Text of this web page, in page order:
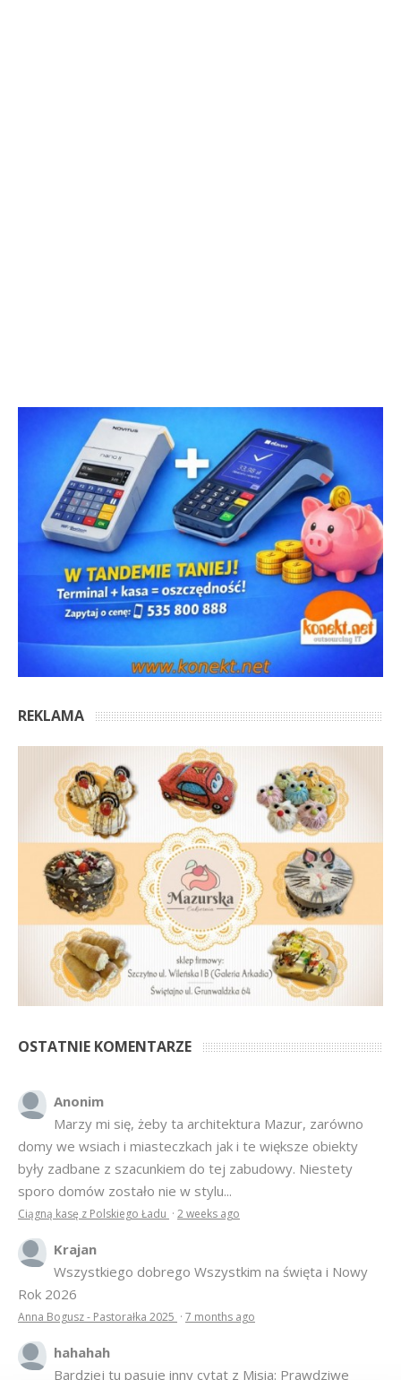
REKLAMA
OSTATNIE KOMENTARZE
Anonim
Marzy mi się, żeby ta architektura Mazur, zarówno
domy we wsiach i miasteczkach jak i te większe obiekty
były zadbane z szacunkiem do tej zabudowy. Niestety
sporo domów zostało nie w stylu...
Ciągną kasę z Polskiego Ładu · 2 weeks ago
Krajan
Wszystkiego dobrego Wszystkim na święta i Nowy
Rok 2026
Anna Bogusz - Pastorałka 2025 · 7 months ago
hahahah
Bardziej tu pasuje inny cytat z Misia: Prawdziwe